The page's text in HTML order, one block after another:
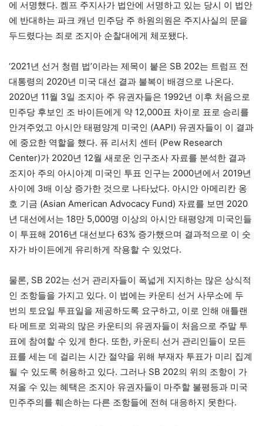
에 서명했다. 켐프 주지사가 법안에 서명하고 있는 당시 이 법안
에 반대하는 파크 캐넌 민주당 주 하원의원은 주지사실의 문을
두드렸다는 죄로 조지아 순찰대에게 체포됐다.
‘2021년 선거 청렴 법’이라는 제목이 붙은 SB 202는 트럼프 전
대통령의 2020년 미국 대선 결과 불복이 배경으로 나온다.
2020년 11월 3일 조지아 주 유권자들은 1992년 이후 처음으로
민주당 후보인 조 바이든에게 약 12,000표 차이로 표로 승리를
안겨주었고 아시안 태평양계 미국인 (AAPI) 유권자들이 이 결과
에 중요한 역할을 했다. 퓨 리서치 센터 (Pew Research
Center)가 2020년 12월 새로운 인구조사 자료를 분석한 결과
조지아 주의 아시아계 미국인 투표 인구는 2000년에서 2019년
사이에 3배 이상 증가한 것으로 나타났다. 아시안 아메리칸 옹
호 기금 (Asian American Advocacy Fund) 자료를 보면 2020
년 대선에서는 18만 5,000명 이상의 아시안 태평양계 미국인들
이 투표해 2016년 대선보다 63% 증가했으며 결과적으로 이 숫
자가 바이든에게 유리하게 작용할 수 있었다.
물론, SB 202는 선거 관리자들이 폭넓게 지지하는 많은 상식적
인 조항들을 가지고 있다. 이 법에는 카운티 선거 사무소에 두
번의 토요일 투표일을 제공하도록 요구하고, 이로 인해 애틀랜
타 메트로 외곽의 많은 카운티의 유권자들이 처음으로 주말 투
표에 참여할 수 있게 한다. 또한, 카운티 선거 관리인들이 모든
표를 세는 데 걸리는 시간 절약을 위해 부재자 투표가 미리 집계
될 수 있도록 허용하고 있다. 그러나 SB 202의 위의 조항이 가
져올 수 있는 혜택은 조지아 유권자들이 마주할 불평등과 미국
민주주의를 훼손하는 다른 조항들에 전혀 대응하지 못한다.